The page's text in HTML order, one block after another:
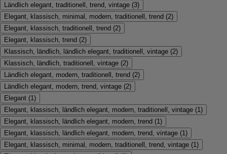
Ländlich elegant, traditionell, trend, vintage (3)
Elegant, klassisch, minimal, modern, traditionell, trend (2)
Elegant, klassisch, traditionell, trend (2)
Elegant, klassisch, trend (2)
Klassisch, ländlich, ländlich elegant, traditionell, vintage (2)
Klassisch, ländlich, traditionell, vintage (2)
Ländlich elegant, modern, traditionell, trend (2)
Ländlich elegant, modern, trend, vintage (2)
Elegant (1 )
Elegant, klassisch, ländlich elegant, modern, traditionell, vintage (1 )
Elegant, klassisch, ländlich elegant, modern, trend (1 )
Elegant, klassisch, ländlich elegant, modern, trend, vintage (1 )
Elegant, klassisch, minimal, modern, traditionell, trend, vintage (1 )